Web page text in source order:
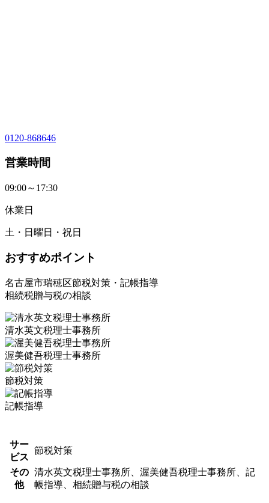
0120-868646
営業時間
09:00～17:30
休業日
土・日曜日・祝日
おすすめポイント
名古屋市瑞穂区節税対策・記帳指導
相続税贈与税の相談
清水英文税理士事務所
渥美健吾税理士事務所
節税対策
記帳指導
サー
ビス
節税対策
その
他
清水英文税理士事務所、渥美健吾税理士事務所、記
帳指導、相続贈与税の相談